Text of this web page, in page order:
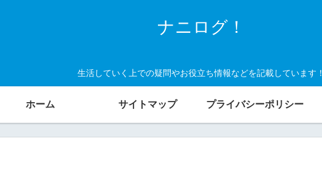
ナニログ！
生活していく上での疑問やお役立ち情報などを記載しています！
ホーム サイトマップ プライバシーポリシー